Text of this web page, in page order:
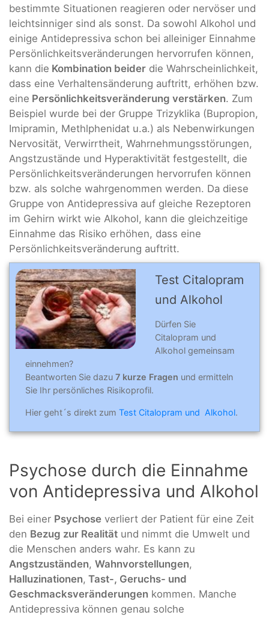
bestimmte Situationen reagieren oder nervöser und
leichtsinniger sind als sonst. Da sowohl Alkohol und
einige Antidepressiva schon bei alleiniger Einnahme
Persönlichkeitsveränderungen hervorrufen können,
kann die Kombination beider die Wahrscheinlichkeit,
dass eine Verhaltensänderung auftritt, erhöhen bzw.
eine Persönlichkeitsveränderung verstärken. Zum
Beispiel wurde bei der Gruppe Trizyklika (Bupropion,
Imipramin, Methlphenidat u.a.) als Nebenwirkungen
Nervosität, Verwirrtheit, Wahrnehmungsstörungen,
Angstzustände und Hyperaktivität festgestellt, die
Persönlichkeitsveränderungen hervorrufen können
bzw. als solche wahrgenommen werden. Da diese
Gruppe von Antidepressiva auf gleiche Rezeptoren
im Gehirn wirkt wie Alkohol, kann die gleichzeitige
Einnahme das Risiko erhöhen, dass eine
Persönlichkeitsveränderung auftritt.
Test Citalopram
und Alkohol
Dürfen Sie
Citalopram und
Alkohol gemeinsam
einnehmen?
Beantworten Sie dazu 7 kurze Fragen und ermitteln
Sie Ihr persönliches Risikoprofil.
Hier geht´s direkt zum Test Citalopram und Alkohol.
Psychose durch die Einnahme
von Antidepressiva und Alkohol
Bei einer Psychose verliert der Patient für eine Zeit
den Bezug zur Realität und nimmt die Umwelt und
die Menschen anders wahr. Es kann zu
Angstzuständen, Wahnvorstellungen,
Halluzinationen, Tast-, Geruchs- und
Geschmacksveränderungen kommen. Manche
Antidepressiva können genau solche